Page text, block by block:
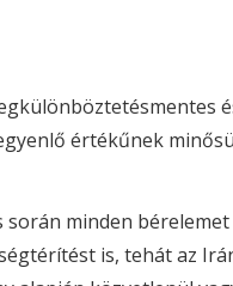
értékűnek
minden
is, tehát az